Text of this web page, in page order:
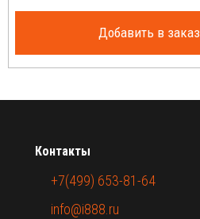
Добавить в заказ
Контакты
+7(499) 653-81-64
info@i888.ru